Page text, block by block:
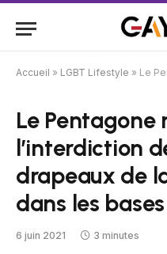
Accueil » LGBT Lifestyle » Le Pentagone
Le
l’interdiction
drapeaux de
dans les
6 juin 2021 3 minutes